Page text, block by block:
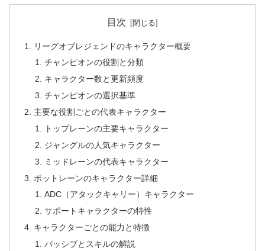
目次
リーグオブレジェンドのキャラクター概要
チャンピオンの役割と分類
キャラクター数と更新頻度
チャンピオンの選択基準
主要な役割ごとの代表キャラクター
トップレーンの主要キャラクター
ジャングルの人気キャラクター
ミッドレーンの代表キャラクター
ボットレーンのキャラクター詳細
ADC（アタックキャリー）キャラクター
サポートキャラクターの特性
キャラクターごとの能力と特徴
パッシブとスキルの解説